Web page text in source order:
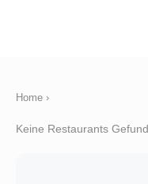
Home ›
Keine Restaurants